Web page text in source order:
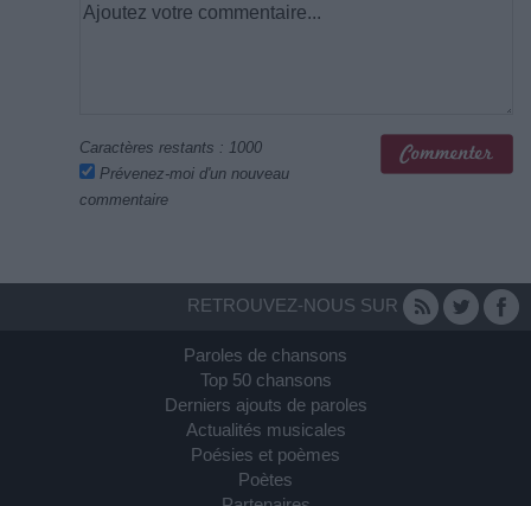
Caractères restants : 1000
Prévenez-moi d'un nouveau
commentaire
RETROUVEZ-NOUS SUR
Paroles de chansons
Top 50 chansons
Derniers ajouts de paroles
Actualités musicales
Poésies et poèmes
Poètes